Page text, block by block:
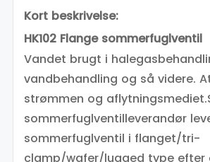
Kort beskrivelse:
HK102 Flange sommerfuglventil
Vandet brugt i
vandbehandling og så videre.
strømmen og aflytningsmediet.
sommerfuglventilleverandør
sommerfuglventil i flanget/tri-
clamp/wafer/lugged type efter